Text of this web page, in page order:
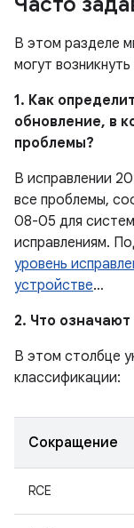
В этом разделе
могут
1. Как
обновление, в
проблемы?
В исправлении
все проблемы,
08-05 для
исправлениям.
уровень
устройстве…
2. Что
В этом столбце
классификации:
Сокращение
RCE